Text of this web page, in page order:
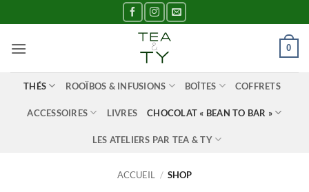
au
contenu
0
THÉS ROOÏBOS & INFUSIONS BOÎTES COFFRETS
ACCESSOIRES LIVRES CHOCOLAT « BEAN TO BAR »
LES ATELIERS PAR TEA & TY
ACCUEIL / SHOP